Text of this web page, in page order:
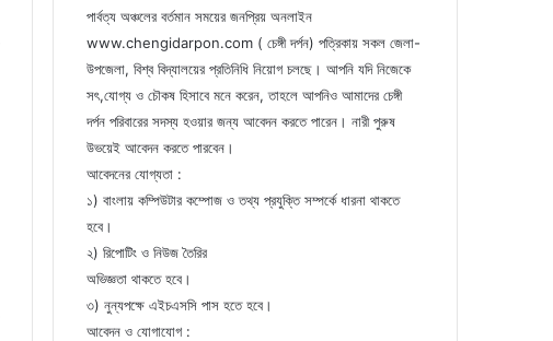
পার্বত্য অঞ্চলের বর্তমান সময়ের জনপ্রিয় অনলাইন
www.chengidarpon.com ( চেঙ্গী দর্পন) পত্রিকায় সকল জেলা-
উপজেলা, বিশ্ব বিদ্যালয়ের প্রতিনিধি নিয়োগ চলছে। আপনি যদি নিজেকে
সৎ,যোগ্য ও চৌকষ হিসাবে মনে করেন, তাহলে আপনিও আমাদের চেঙ্গী
দর্পন পরিবারের সদস্য হওয়ার জন্য আবেদন করতে পারেন। নারী পুরুষ
উভয়েই আবেদন করতে পারবেন।
আবেদনের যোগ্যতা :
১) বাংলায় কম্পিউটার কম্পোজ ও তথ্য প্রযুক্তি সম্পর্কে ধারনা থাকতে
হবে।
২) রিপোটিং ও নিউজ তৈরির
অভিজ্ঞতা থাকতে হবে।
৩) নুন্যপক্ষে এইচএসসি পাস হতে হবে।
আবেদন ও যোগাযোগ :